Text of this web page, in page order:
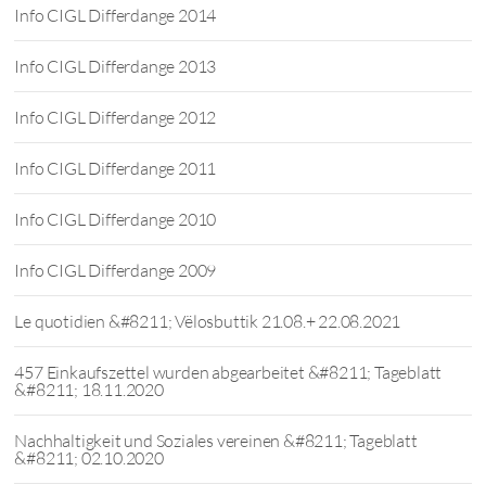
Info CIGL Differdange 2014
Info CIGL Differdange 2013
Info CIGL Differdange 2012
Info CIGL Differdange 2011
Info CIGL Differdange 2010
Info CIGL Differdange 2009
Le quotidien &#8211; Vëlosbuttik 21.08.+ 22.08.2021
457 Einkaufszettel wurden abgearbeitet &#8211; Tageblatt
&#8211; 18.11.2020
Nachhaltigkeit und Soziales vereinen &#8211; Tageblatt
&#8211; 02.10.2020